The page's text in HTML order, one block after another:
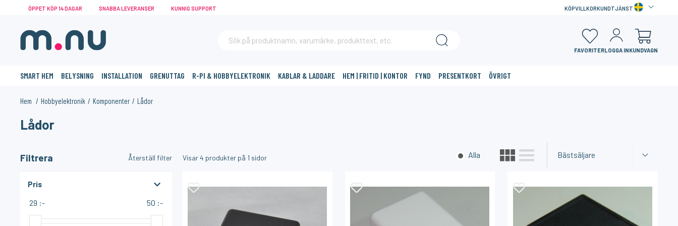
ÖPPET KÖP 14 DAGAR SNABBA LEVERANSER KUNNIG SUPPORT KÖPVILLKORKUNDTJÄNST
FAVORITERLOGGA INKUNDVAGN
SMART HEM BELYSNING INSTALLATION GRENUTTAG R-PI & HOBBYELEKTRONIK KABLAR & LADDARE HEM | FRITID | KONTOR FYND PRESENTKORT ÖVRIGT
Hem Hobbyelektronik Komponenter Lådor
KANSKE NÅGON AV DESSA PRODUKTER KAN INTRESSERA DIG?
Lådor
Filtrera Återställ filter
Pris
29 :- 50 :-
Bästsäljare
Visar4 produkter på 1 sidor Alla